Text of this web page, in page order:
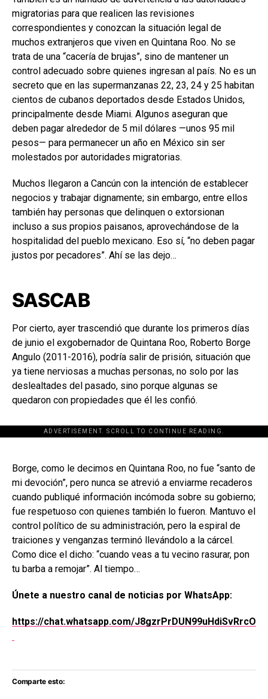
migratorias para que realicen las revisiones
correspondientes y conozcan la situación legal de
muchos extranjeros que viven en Quintana Roo. No se
trata de una “cacería de brujas”, sino de mantener un
control adecuado sobre quienes ingresan al país. No es un
secreto que en las supermanzanas 22, 23, 24 y 25 habitan
cientos de cubanos deportados desde Estados Unidos,
principalmente desde Miami. Algunos aseguran que
deben pagar alrededor de 5 mil dólares —unos 95 mil
pesos— para permanecer un año en México sin ser
molestados por autoridades migratorias.
Muchos llegaron a Cancún con la intención de establecer
negocios y trabajar dignamente; sin embargo, entre ellos
también hay personas que delinquen o extorsionan
incluso a sus propios paisanos, aprovechándose de la
hospitalidad del pueblo mexicano. Eso sí, “no deben pagar
justos por pecadores”. Ahí se las dejo…
SASCAB
Por cierto, ayer trascendió que durante los primeros días
de junio el exgobernador de Quintana Roo, Roberto Borge
Angulo (2011-2016), podría salir de prisión, situación que
ya tiene nerviosas a muchas personas, no solo por las
deslealtades del pasado, sino porque algunas se
quedaron con propiedades que él les confió.
ADVERTISEMENT. SCROLL TO CONTINUE READING.
[adsforwp id="243463"]
Borge, como le decimos en Quintana Roo, no fue “santo de
mi devoción”, pero nunca se atrevió a enviarme recaderos
cuando publiqué información incómoda sobre su gobierno;
fue respetuoso con quienes también lo fueron. Mantuvo el
control político de su administración, pero la espiral de
traiciones y venganzas terminó llevándolo a la cárcel.
Como dice el dicho: “cuando veas a tu vecino rasurar, pon
tu barba a remojar”. Al tiempo…
Únete a nuestro canal de noticias por WhatsApp:
https://chat.whatsapp.com/J8gzrPrDUN99uHdiSvRrcO
Comparte esto: